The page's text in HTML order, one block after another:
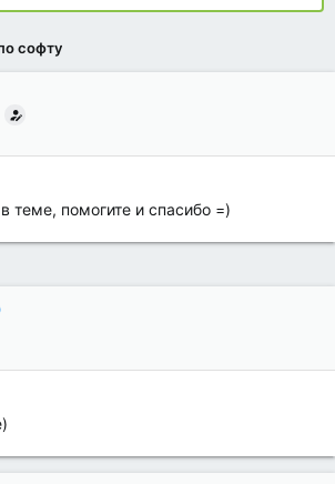
софту
теме, помогите и спасибо =)